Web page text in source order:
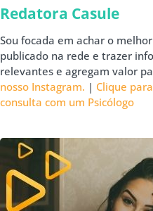
Redatora Casule
Sou focada em achar o
publicado na rede e trazer
relevantes e agregam valor
nosso Instagram. | Clique
consulta com um Psicólogo